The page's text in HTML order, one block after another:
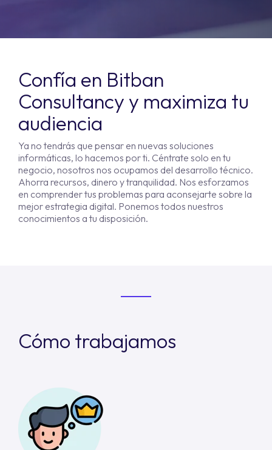
Confía en Bitban
Consultancy y maximiza tu
audiencia
Ya no tendrás que pensar en nuevas soluciones
informáticas, lo hacemos por ti. Céntrate solo en tu
negocio, nosotros nos ocupamos del desarrollo técnico.
Ahorra recursos, dinero y tranquilidad. Nos esforzamos
en comprender tus problemas para aconsejarte sobre la
mejor estrategia digital. Ponemos todos nuestros
conocimientos a tu disposición.
Cómo trabajamos